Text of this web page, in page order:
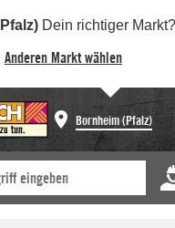
Dein richtiger Markt?
Anderen Markt wählen
Bornheim (Pfalz)